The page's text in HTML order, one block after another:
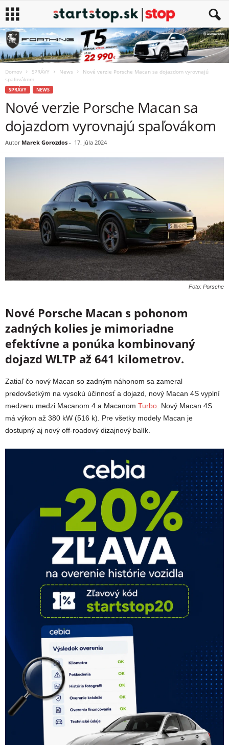
Domov SPRÁVY News
Nové verzie Porsche Macan sa dojazdom vyrovnajú
spaľovákom
SPRÁVY NEWS
Nové verzie Porsche Macan sa
dojazdom vyrovnajú spaľovákom
Autor Marek Gorozdos - 17. júla 2024
Foto: Porsche
Nové Porsche Macan s pohonom
zadných kolies je mimoriadne
efektívne a ponúka kombinovaný
dojazd WLTP až 641 kilometrov.
Zatiaľ čo nový Macan so zadným náhonom sa zameral
predovšetkým na vysokú účinnosť a dojazd, nový Macan 4S vyplní
medzeru medzi Macanom 4 a Macanom Turbo . Nový Macan 4S
má výkon až 380 kW (516 k). Pre všetky modely Macan je
dostupný aj nový off-roadový dizajnový balík.